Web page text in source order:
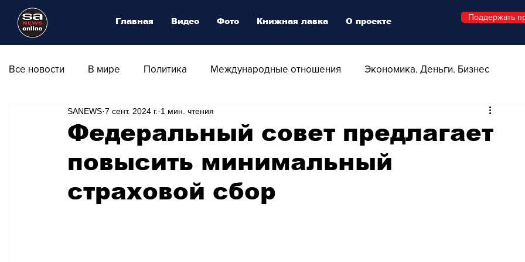
Все новости В мире Политика Международные отношения Экономика. Деньги. Бизнес
Общество Армия Аналитика
Транспорт Культура Магия искусства Swiss Афиша Стиль
Федеральный совет предлагает
повысить минимальный
страховой сбор
SANEWS 7 сент. 2024 г. 1 мин. чтения
Главная Видео Фото Книжная лавка О проекте Поддержать